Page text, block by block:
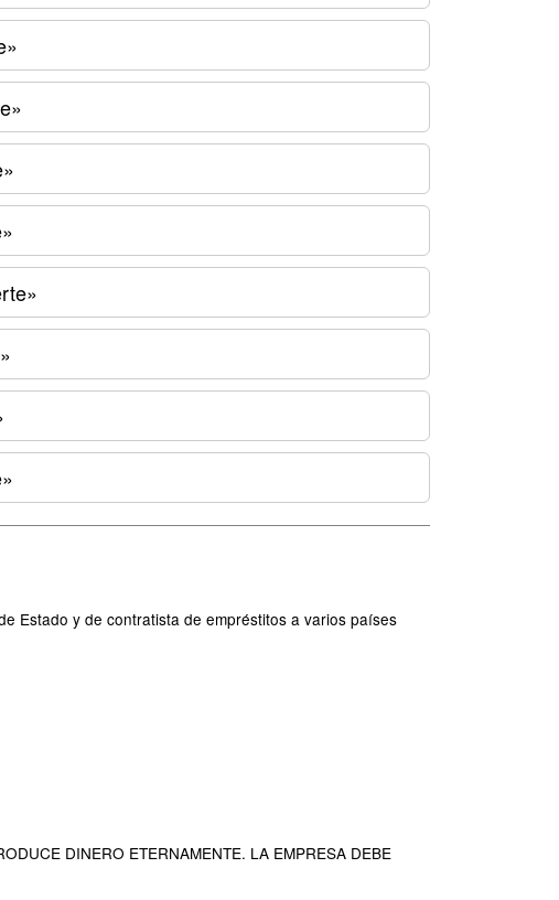
Estado y de contratista de empréstitos a varios países
DINERO ETERNAMENTE. LA EMPRESA DEBE